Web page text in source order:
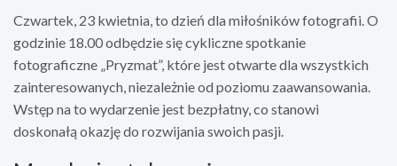
Czwartek, 23 kwietnia, to dzień dla miłośników fotografii. O
godzinie 18.00 odbędzie się cykliczne spotkanie
fotograficzne „Pryzmat”, które jest otwarte dla wszystkich
zainteresowanych, niezależnie od poziomu zaawansowania.
Wstęp na to wydarzenie jest bezpłatny, co stanowi
doskonałą okazję do rozwijania swoich pasji.